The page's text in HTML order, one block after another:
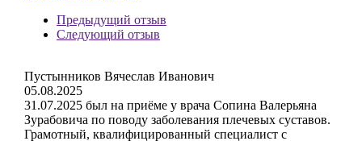
Предыдущий отзыв
Следующий отзыв
Пустынников Вячеслав Иванович
05.08.2025
31.07.2025 был на приёме у врача Сопина Валерьяна
Зурабовича по поводу заболевания плечевых суставов.
Грамотный, квалифицированный специалист с